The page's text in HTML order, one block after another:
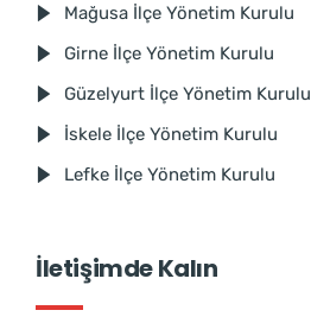
Mağusa İlçe Yönetim Kurulu
Girne İlçe Yönetim Kurulu
Güzelyurt İlçe Yönetim Kurulu
İskele İlçe Yönetim Kurulu
Lefke İlçe Yönetim Kurulu
İletişimde Kalın